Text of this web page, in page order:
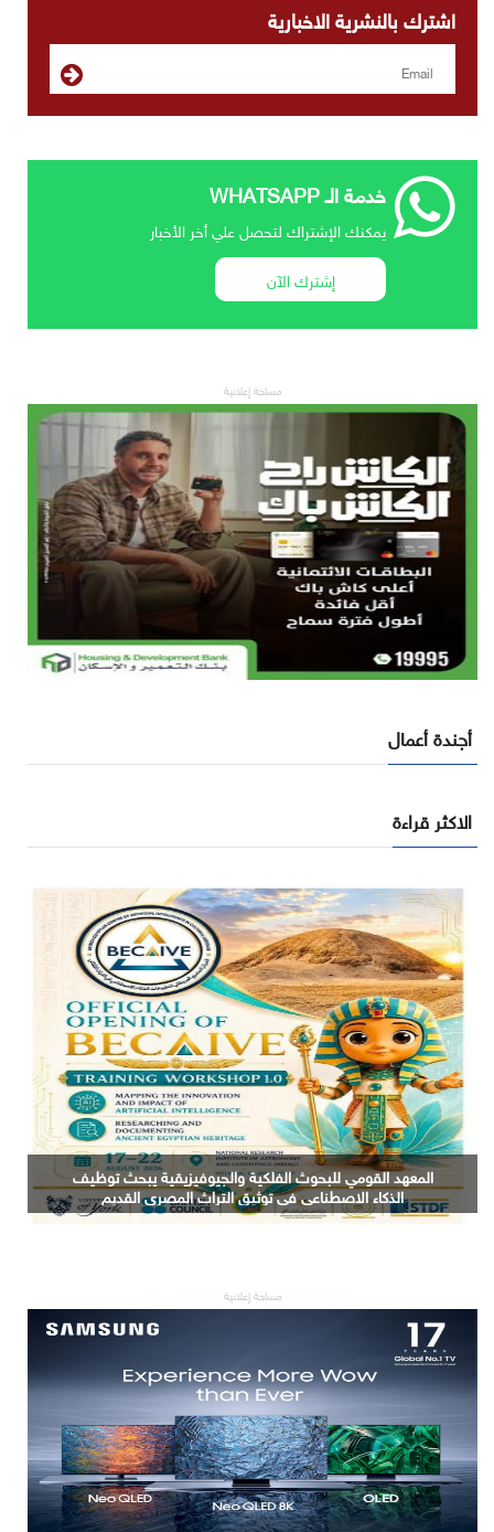
اشترك بالنشرية الاخبارية
خدمة الـ WHATSAPP
يمكنك الإشتراك لتحصل علي أخر الأخبار
إشترك الآن
مساحة إعلانية
أجندة أعمال
الاكثر قراءة
المعهد القومي للبحوث الفلكية والجيوفيزيقية يبحث توظيف
الذكاء الاصطناعي في توثيق التراث المصري القديم
مساحة إعلانية